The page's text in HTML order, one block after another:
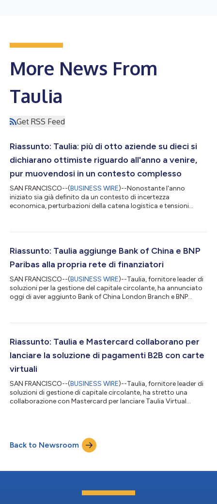
More News From
Taulia
Get RSS Feed
Riassunto: Taulia: più di otto aziende su dieci si
dichiarano ottimiste riguardo all'anno a venire,
pur muovendosi in un contesto complesso
SAN FRANCISCO--(BUSINESS WIRE)--Nonostante l'anno
iniziato sia già definito da un contesto di incertezza
economica, perturbazioni della catena logistica e tensioni
l'anno a venire. Il sondaggio ha rilevato che più di 8 attività
all'anno a venire: un sensibile incremento rispetto al risultato del
Riassunto: Taulia aggiunge Bank of China e BNP
Paribas alla propria rete di finanziatori
SAN FRANCISCO--(BUSINESS WIRE)--Taulia, fornitore leader di
soluzioni per la gestione del capitale circolante, ha annunciato
oggi di aver aggiunto Bank of China London Branch e BNP
estesa e in crescita di finanziatori a disposizione dei clienti
bacino di finanziamenti sempre più ampio e diversificato, con
Riassunto: Taulia e Mastercard collaborano per
lanciare la soluzione di pagamenti B2B con carte
virtuali
SAN FRANCISCO--(BUSINESS WIRE)--Taulia, fornitore leader di
soluzioni di gestione di capitale circolante, ha stretto una
collaborazione con Mastercard per lanciare Taulia Virtual
l'incertezza dei pagamenti. Grazie all'integrazione perfetta di
Taulia Virtual Cards nelle soluzioni SAP ERP, inclusa SAP
Back to Newsroom